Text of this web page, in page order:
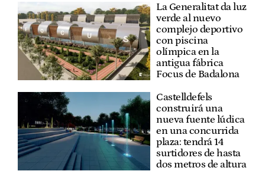
La Generalitat da luz
verde al nuevo
complejo deportivo
con piscina
olímpica en la
antigua fábrica
Focus de Badalona
Castelldefels
construirá una
nueva fuente lúdica
en una concurrida
plaza: tendrá 14
surtidores de hasta
dos metros de altura